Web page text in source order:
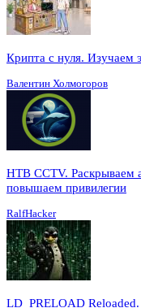
Крипта с нуля. Изучаем
Валентин Холмогоров
HTB CCTV. Раскрываем
повышаем привилегии
RalfHacker
LD_PRELOAD